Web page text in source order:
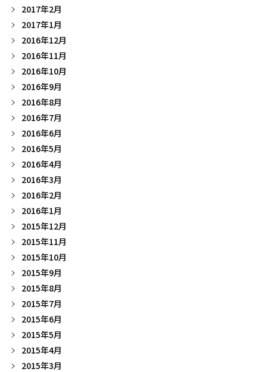
2017年2月
2017年1月
2016年12月
2016年11月
2016年10月
2016年9月
2016年8月
2016年7月
2016年6月
2016年5月
2016年4月
2016年3月
2016年2月
2016年1月
2015年12月
2015年11月
2015年10月
2015年9月
2015年8月
2015年7月
2015年6月
2015年5月
2015年4月
2015年3月